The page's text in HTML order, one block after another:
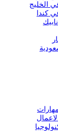
الخليج
كندا